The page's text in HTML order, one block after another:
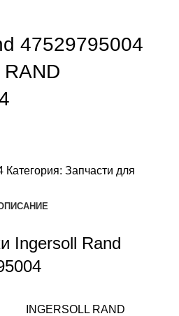
47529795004
Категория: Запчасти для
Ingersoll Rand
INGERSOLL RAND